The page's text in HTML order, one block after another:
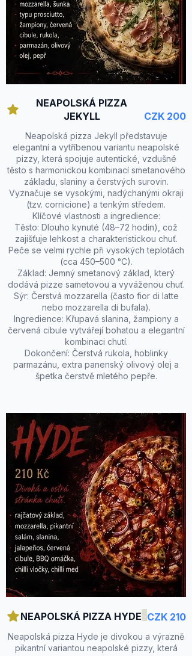
NEAPOLSKÁ PIZZA
JEKYLL
Neapolská pizza Jekyll představuje
elegantní a vytříbenou variantu neapolské
pizzy, která spojuje autentické, vzdušné
těsto s harmonickou kombinací smetanového
základu, slaniny a čerstvých surovin.
Vyznačuje se vysokými, nadýchanými okraji
(tzv. cornicione) a tenkým středem.
Klíčové vlastnosti a ingredience:
Těsto: Dlouho kynuté (48–72 hodin), což
zajišťuje lehkost a charakteristickou chuť.
Peče se velmi rychle při vysokých teplotách
(cca 450–500 °C).
Základ: Jemný smetanový základ, který
dodává pizze sametovou a vyváženou chuť.
Sýr: Čerstvá mozzarella (často fior di latte
nebo mozzarella di bufala).
Ingredience: Křupavá slanina, žampiony a
červená cibule vytvářejí bohatou a elegantní
kombinaci chutí.
Dokončení: Čerstvá rukola, hoblinky
parmazánu, extra panenský olivový olej a
špetka čerstvě mletého pepře.
CZK 200
NEAPOLSKÁ PIZZA HYDE
Neapolská pizza Hyde je divokou a výrazně
pikantní variantou neapolské pizzy, která
CZK 210